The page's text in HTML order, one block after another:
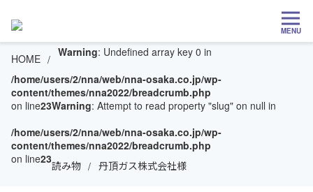
MENU
HOME Warning: Undefined array key 0 in
/home/users/2/nna/web/nna-osaka.co.jp/wp-
content/themes/nna2022/breadcrumb.php
on line23Warning: Attempt to read property "slug" on null in
/home/users/2/nna/web/nna-osaka.co.jp/wp-
content/themes/nna2022/breadcrumb.php
on line23読み物 丹頂ガス株式会社様